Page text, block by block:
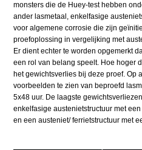
monsters die de Huey-test hebben
ander lasmetaal, enkelfasige
voor algemene corrosie die zijn
proefoplossing in vergelijking met
Er dient echter te worden opgemerkt
een rol van belang speelt. Hoe hoger
het gewichtsverlies bij deze proef. Op
voorbeelden te zien van beproefd
5x48 uur. De laagste
enkelfasige austenietstructuur met
en een austeniet/ ferrietstructuur met